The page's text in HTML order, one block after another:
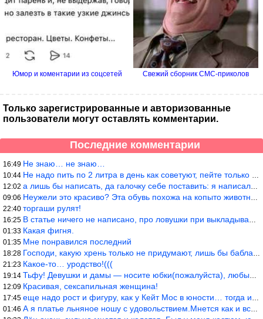
Юмор и коментарии из соцсетей Свежий сборник СМС-приколов
Только зарегистрированные и авторизованные
пользователи могут оставлять комментарии.
Последние комментарии
16:49 Не знаю… не знаю…
10:44 Не надо пить по 2 литра в день как советуют, пейте только когда
12:02 а лишь бы написать, да галочку себе поставить: я написала статью
09:06 Неужели это красиво? Эта обувь похожа на копыто животного, не хв
22:40 торгаши рулят!
16:25 В статье ничего не написано, про ловушки при выкладывании товара
01:33 Какая фигня.
01:35 Мне понравился последний
18:28 Господи, какую хрень только не придумают, лишь бы бабла срубить!
21:23 Какое-то… уродство!(((
19:14 Тьфу! Девушки и дамы — носите юбки(пожалуйста), любые штаны на ж
12:09 Красивая, сексапильная женщина!
17:45 еще надо рост и фигуру, как у Кейт Мос в юности… тогда и стиль т
01:46 А я платье льняное ношу с удовольствием.Мнется как и все. Но это